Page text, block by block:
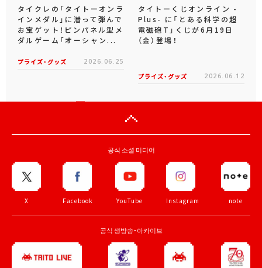
タイクレの「タイトーオンラ
インメダル」に潜って弾んで
お宝ゲット！ピンパネル型メ
ダルゲーム「オーシャン...
プライズ・グッズ 2026.06.25
タイトーくじオンライン -
Plus- に「とある科学の超
電磁砲T」くじが6月19日
（金）登場！
プライズ・グッズ 2026.06.12
공식 소셜 미디어
X Facebook YouTube Instagram note
공식 생방송・아카이브